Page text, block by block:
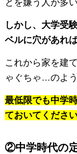
とを嫌う人が多い
しかし、大学受
ベルに穴があれ
これから家を建
ゃぐちゃ…のよう
最低限でも中学
ておいてください
②中学時代の